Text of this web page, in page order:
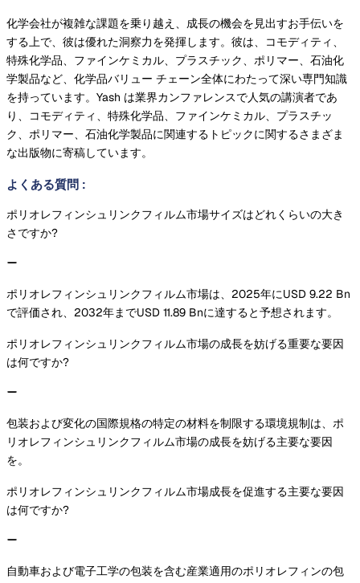
化学会社が複雑な課題を乗り越え、成長の機会を見出すお手伝いを
する上で、彼は優れた洞察力を発揮します。彼は、コモディティ、
特殊化学品、ファインケミカル、プラスチック、ポリマー、石油化
学製品など、化学品バリュー チェーン全体にわたって深い専門知識
を持っています。Yash は業界カンファレンスで人気の講演者であ
り、コモディティ、特殊化学品、ファインケミカル、プラスチッ
ク、ポリマー、石油化学製品に関連するトピックに関するさまざま
な出版物に寄稿しています。
よくある質問 :
ポリオレフィンシュリンクフィルム市場サイズはどれくらいの大き
さですか?
ポリオレフィンシュリンクフィルム市場は、2025年にUSD 9.22 Bn
で評価され、2032年までUSD 11.89 Bnに達すると予想されます。
ポリオレフィンシュリンクフィルム市場の成長を妨げる重要な要因
は何ですか?
包装および変化の国際規格の特定の材料を制限する環境規制は、ポ
リオレフィンシュリンクフィルム市場の成長を妨げる主要な要因
を。
ポリオレフィンシュリンクフィルム市場成長を促進する主要な要因
は何ですか?
自動車および電子工学の包装を含む産業適用のポリオレフィンの包